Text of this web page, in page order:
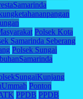
Polsek Kota
Samarinda Seberang
Polsek Sungai
Ponton
PPDB PPDB